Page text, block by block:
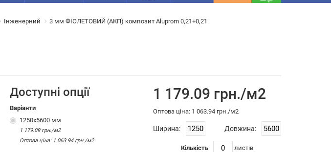
Інженерний 3 мм ФІОЛЕТОВИЙ (АКП) композит Aluprom 0,21+0,21
Доступні опції
Варіанти
1250x5600 мм
1 179.09 грн./м2
Оптова цiна: 1 063.94 грн./м2
1 179.09 грн./м2
Оптова цiна: 1 063.94 грн./м2
Ширина: Довжина:
Кількість листiв